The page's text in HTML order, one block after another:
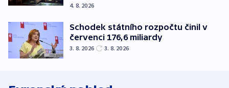
4. 8. 2026
Schodek státního rozpočtu činil v
červenci 176,6 miliardy
3. 8. 2026 3. 8. 2026